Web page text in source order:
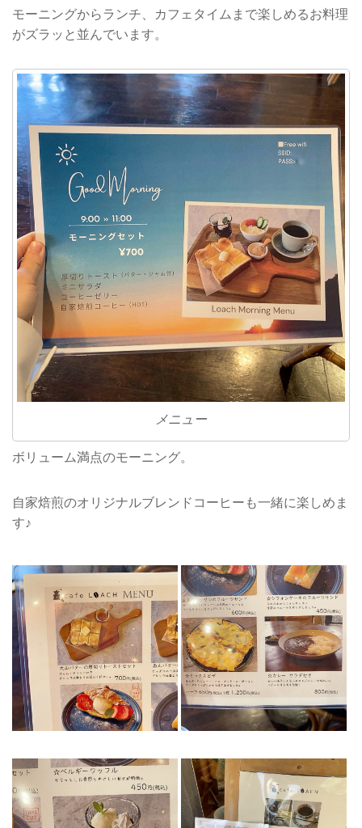
モーニングからランチ、カフェタイムまで楽しめるお料理
がズラッと並んでいます。
メニュー
ボリューム満点のモーニング。
自家焙煎のオリジナルブレンドコーヒーも一緒に楽しめま
す♪